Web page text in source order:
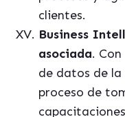
clientes.
Business
asociada.
de datos de
proceso de